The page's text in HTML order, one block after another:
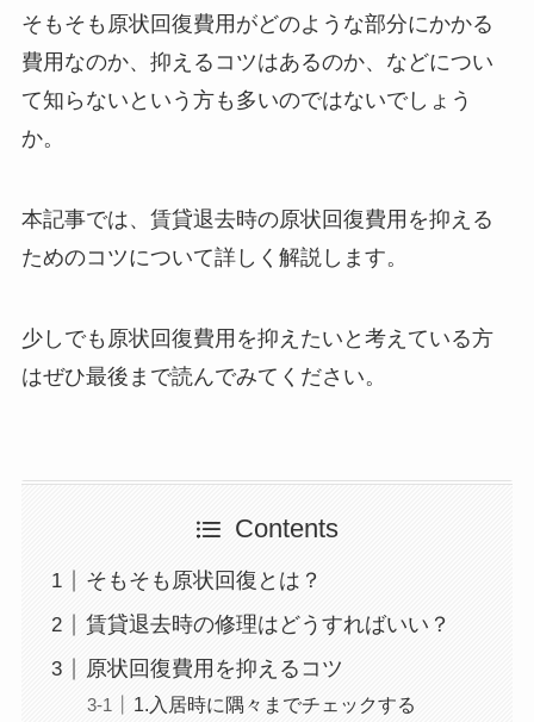
そもそも原状回復費用がどのような部分にかかる
費用なのか、抑えるコツはあるのか、などについ
て知らないという方も多いのではないでしょう
か。
本記事では、賃貸退去時の原状回復費用を抑える
ためのコツについて詳しく解説します。
少しでも原状回復費用を抑えたいと考えている方
はぜひ最後まで読んでみてください。
Contents
そもそも原状回復とは？
賃貸退去時の修理はどうすればいい？
原状回復費用を抑えるコツ
1.入居時に隅々までチェックする